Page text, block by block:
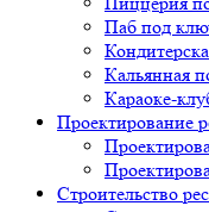
Паб под
Кальянная
Караоке-
Проектирование
Строительство